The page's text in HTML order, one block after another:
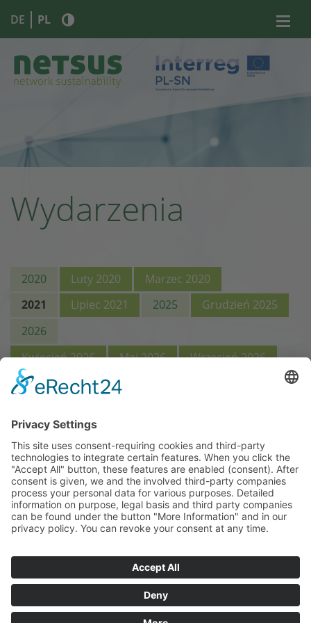
DE PL
Wydarzenia
2020 Luty 2020
Marzec 2020
2021
Lipiec 2021 2025
Grudzień 2025
2026
Kwiecień 2026
Maj 2026 Wrzesień 2026
05.07.2021 Übergabe der neuen Lehrküche
wyszukiwane hasło